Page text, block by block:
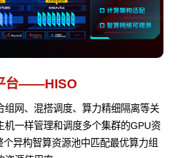
台——HISO
组网、混搭调度、算力精细隔离等关
机一样管理和调度多个集群的GPU资
异构智算资源池中匹配最优算力组